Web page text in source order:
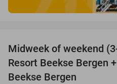
Midweek of weekend
Resort Beekse Bergen
Beekse Bergen